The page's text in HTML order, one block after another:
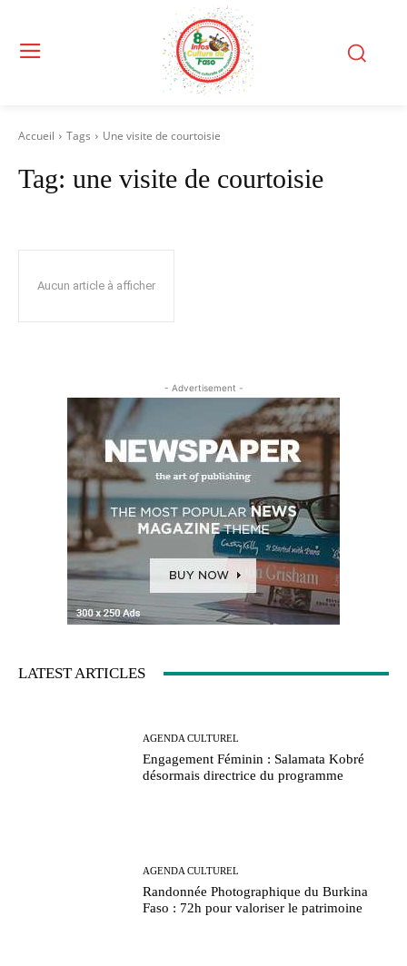
Accueil Tags Une visite de courtoisie
Tag: une visite de courtoisie
Aucun article à afficher
- Advertisement -
LATEST ARTICLES
AGENDA CULTUREL
Engagement Féminin : Salamata Kobré
désormais directrice du programme
AGENDA CULTUREL
Randonnée Photographique du Burkina
Faso : 72h pour valoriser le patrimoine